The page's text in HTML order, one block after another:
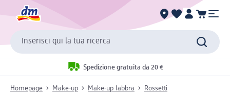
Inserisci qui la tua ricerca
Spedizione gratuita da 20 €
Homepage Make-up Make-up labbra Rossetti